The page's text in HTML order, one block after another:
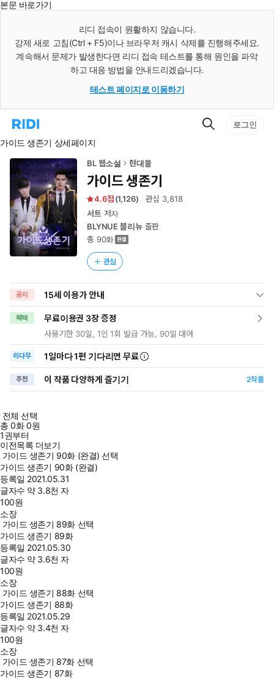
본문 바로가기
리디 접속이 원활하지 않습니다.
강제 새로 고침(Ctrl + F5)이나 브라우저 캐시 삭제를 진행해주세요.
계속해서 문제가 발생한다면 리디 접속 테스트를 통해 원인을 파악
하고 대응 방법을 안내드리겠습니다.
테스트 페이지로 이동하기
리
홈
로
이
동
검
로그인
가이드 생존기 상세페이지
BL 웹소설 현대물
가이드 생존기
4.6 (1,126) 관심 3,818
서트 저자
BLYNUE 블리뉴출판
총 90화
관심
공지 15세 이용가 안내
혜택 무료이용권 3장 증정
사용기한 30일, 1인 1회 발급 가능, 90일 대여
리다무 1일마다1편 기다리면 무료
추천 이 작품 다양하게 즐기기 2작품
전체 선택
총0화0원
1권부터
이전목록 더보기
가이드 생존기 90화 (완결) 선택
가이드 생존기 90화 (완결)
등록일 2021.05.31
글자수 약 3.8천 자
100원
소장
가이드 생존기 89화 선택
가이드 생존기 89화
등록일 2021.05.30
글자수 약 3.6천 자
100원
소장
가이드 생존기 88화 선택
가이드 생존기 88화
등록일 2021.05.29
글자수 약 3.4천 자
100원
소장
가이드 생존기 87화 선택
가이드 생존기 87화